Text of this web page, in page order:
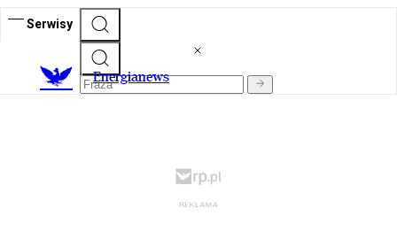
Serwisy
Energianews